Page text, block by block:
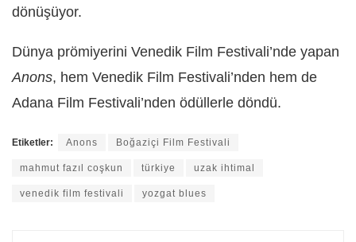
dönüşüyor.
Dünya prömiyerini Venedik Film Festivali’nde yapan
Anons, hem Venedik Film Festivali’nden hem de
Adana Film Festivali’nden ödüllerle döndü.
Etiketler: Anons Boğaziçi Film Festivali
mahmut fazıl coşkun türkiye uzak ihtimal
venedik film festivali yozgat blues